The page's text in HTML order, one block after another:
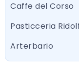
Caffe del Corso
Pasticceria
Arterbario